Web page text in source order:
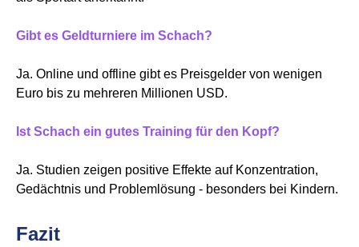
Gibt es Geldturniere im Schach?
Ja. Online und offline gibt es Preisgelder von wenigen
Euro bis zu mehreren Millionen USD.
Ist Schach ein gutes Training für den Kopf?
Ja. Studien zeigen positive Effekte auf Konzentration,
Gedächtnis und Problemlösung - besonders bei Kindern.
Fazit